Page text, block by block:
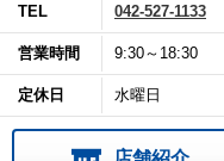
TEL 042-527-1133
営業時間 9:30～18:30
定休日 水曜日